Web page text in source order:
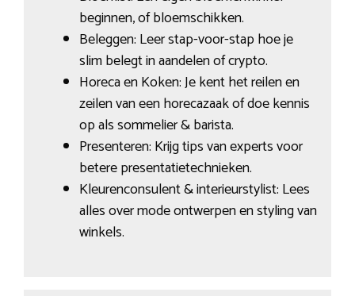
beginnen, of bloemschikken.
Beleggen: Leer stap-voor-stap hoe je
slim belegt in aandelen of crypto.
Horeca en Koken: Je kent het reilen en
zeilen van een horecazaak of doe kennis
op als sommelier & barista.
Presenteren: Krijg tips van experts voor
betere presentatietechnieken.
Kleurenconsulent & interieurstylist: Lees
alles over mode ontwerpen en styling van
winkels.